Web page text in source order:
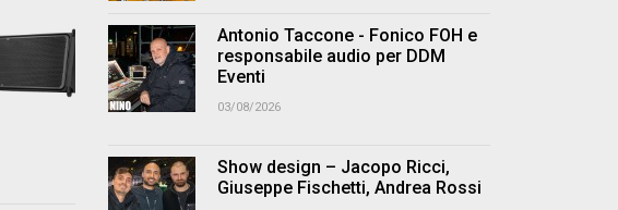
Antonio Taccone - Fonico FOH e
responsabile audio per DDM
Eventi
03/08/2026
Show design – Jacopo Ricci,
Giuseppe Fischetti, Andrea Rossi